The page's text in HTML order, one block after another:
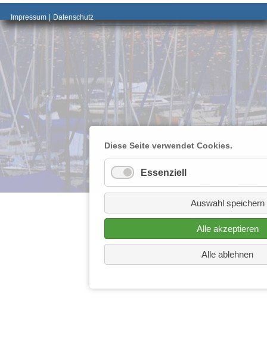
Impressum Datenschutz ________________________
Diese Seite verwendet Cookies.
Essenziell
Auswahl speichern
Alle akzeptieren
Alle ablehnen